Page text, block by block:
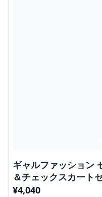
ギャルファッション
＆チェックスカート
¥4,040